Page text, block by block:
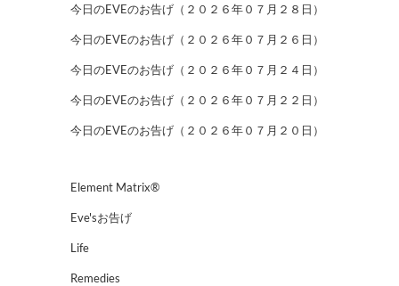
今日のEVEのお告げ（２０２６年０７月２８日）
今日のEVEのお告げ（２０２６年０７月２６日）
今日のEVEのお告げ（２０２６年０７月２４日）
今日のEVEのお告げ（２０２６年０７月２２日）
今日のEVEのお告げ（２０２６年０７月２０日）
Element Matrix®
Eve'sお告げ
Life
Remedies